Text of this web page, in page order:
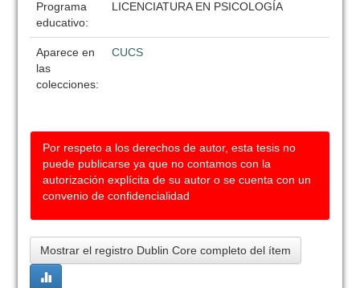
Programa
educativo:
LICENCIATURA EN PSICOLOGÍA
Aparece en
las
colecciones:
CUCS
Por respeto a los derechos de autor, esta tesis no
puede publicarse ya que no contamos con la
autorización explícita de su autor o se cuenta con un
convenio de confidencialidad
Mostrar el registro Dublin Core completo del ítem